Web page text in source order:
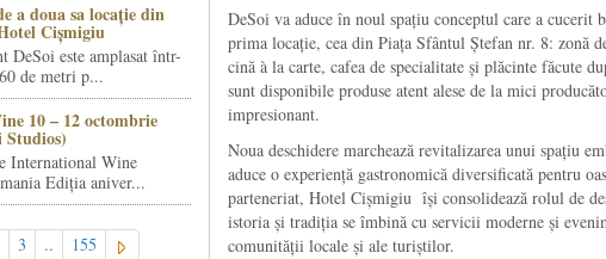
a doua sa locație din
Cișmigiu
DeSoi este amplasat într-
de metri p...
10 – 12 octombrie
International Wine
Ediția aniver...
3 .. 155
DeSoi va aduce în noul spațiu conceptul care a cucerit
prima locație, cea din Piața Sfântul Ștefan nr. 8: zonă
cină à la carte, cafea de specialitate și plăcinte făcute
sunt disponibile produse atent alese de la mici
impresionant.
Noua deschidere marchează revitalizarea unui spațiu
aduce o experiență gastronomică diversificată pentru
parteneriat, Hotel Cișmigiu își consolidează rolul de
istoria și tradiția se îmbină cu servicii moderne și
comunității locale și ale turiștilor.